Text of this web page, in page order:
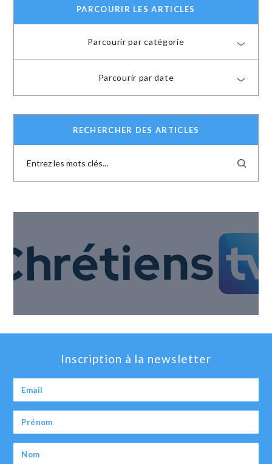
PARCOURIR LES ARTICLES
Parcourir par catégorie
Parcourir par date
RECHERCHER DES ARTICLES
Inscription à la newsletter